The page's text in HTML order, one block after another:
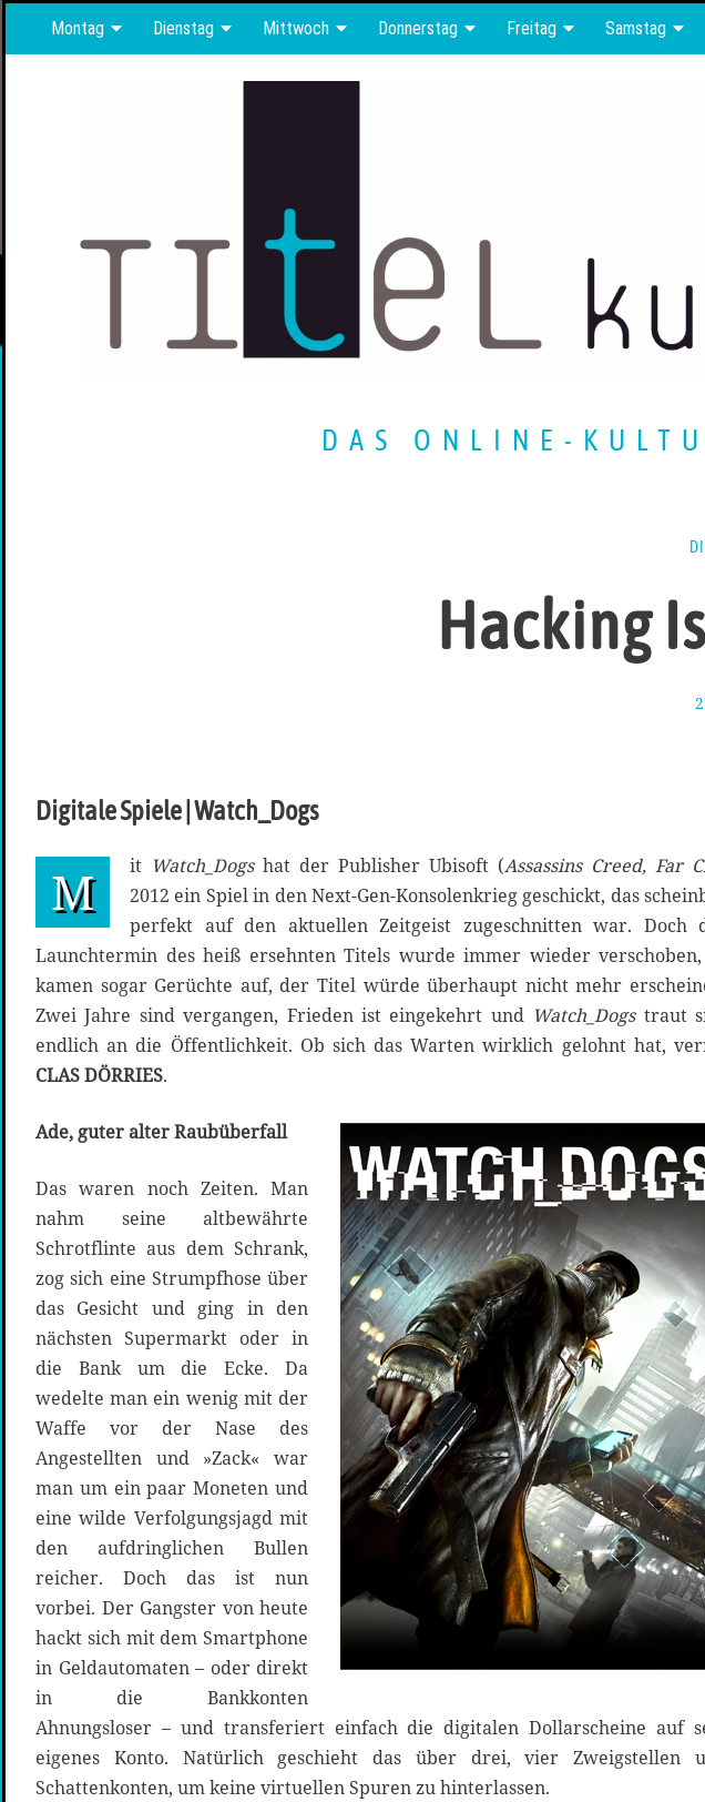
Montag Dienstag Mittwoch Donnerstag Freitag Samstag
DAS ONLINE-
Hacking
Digitale Spiele | Watch_Dogs
M it Watch_Dogshat der Publisher Ubisoft (Assassins Creed, Far
2012 ein Spiel in den Next-Gen-Konsolenkrieg geschickt, das
perfekt auf den aktuellen Zeitgeist zugeschnitten war. Doch
Launchtermin des heiß ersehnten Titels wurde immer wieder
kamen sogar Gerüchte auf, der Titel würde überhaupt nicht mehr
Zwei Jahre sind vergangen, Frieden ist eingekehrt und Watch_Dogstraut
endlich an die Öffentlichkeit. Ob sich das Warten wirklich gelohnt hat,
CLAS DÖRRIES.
Ade, guter alter Raubüberfall
Das waren noch Zeiten. Man
nahm seine altbewährte
Schrotflinte aus dem Schrank,
zog sich eine Strumpfhose über
das Gesicht und ging in den
nächsten Supermarkt oder in
die Bank um die Ecke. Da
wedelte man ein wenig mit der
Waffe vor der Nase des
Angestellten und »Zack« war
man um ein paar Moneten und
eine wilde Verfolgungsjagd mit
den aufdringlichen Bullen
reicher. Doch das ist nun
vorbei. Der Gangster von heute
hackt sich mit dem Smartphone
in Geldautomaten – oder direkt
in die Bankkonten
Ahnungsloser – und transferiert einfach die digitalen Dollarscheine auf
eigenes Konto. Natürlich geschieht das über drei, vier Zweigstellen
Schattenkonten, um keine virtuellen Spuren zu hinterlassen.